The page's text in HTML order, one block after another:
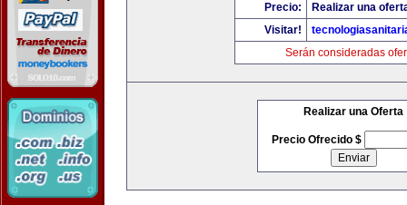
Precio:
Realizar una
Visitar!
Serán consideradas
Realizar una Oferta
Precio Ofrecido $